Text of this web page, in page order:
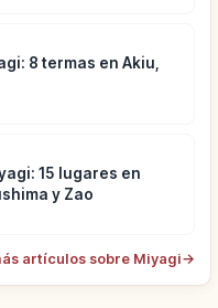
8 termas en Akiu,
15 lugares en
y Zao
artículos sobre Miyagi→